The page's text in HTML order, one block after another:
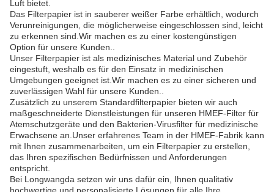
Luft bietet.
Das Filterpapier ist in sauberer weißer Farbe erhältlich, wodurch
Verunreinigungen, die möglicherweise eingeschlossen sind, leicht
zu erkennen sind.Wir machen es zu einer kostengünstigen
Option für unsere Kunden..
Unser Filterpapier ist als medizinisches Material und Zubehör
eingestuft, weshalb es für den Einsatz in medizinischen
Umgebungen geeignet ist.Wir machen es zu einer sicheren und
zuverlässigen Wahl für unsere Kunden..
Zusätzlich zu unserem Standardfilterpapier bieten wir auch
maßgeschneiderte Dienstleistungen für unseren HMEF-Filter für
Atemschutzgeräte und den Bakterien-Virusfilter für medizinische
Erwachsene an.Unser erfahrenes Team in der HMEF-Fabrik kann
mit Ihnen zusammenarbeiten, um ein Filterpapier zu erstellen,
das Ihren spezifischen Bedürfnissen und Anforderungen
entspricht.
Bei Longwangda setzen wir uns dafür ein, Ihnen qualitativ